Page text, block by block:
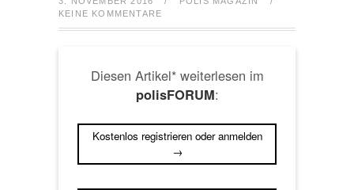
KEINE KOMMENTARE
Diesen Artikel* weiterlesen im
polisFORUM:
Kostenlos registrieren oder anmelden
→